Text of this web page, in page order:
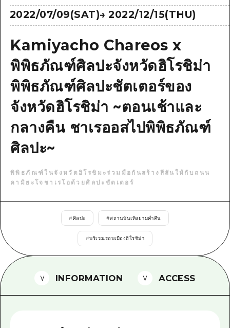
สถานบันเทิงยามค่ำคืน
มรดกโลก
ประสบการณ์ / ในการเรียนรู้
มาตรฐาน
ประวัติศาสตร์ / วัฒนธรรม
การรักษา
ธรรมชาติ
เกโฮค
ยามากุจิตะวันออก
บริเวณรอบๆ มิยาจิมะ
ยามากุจิตะวันออก
จังหวัดเอฮิเมะ
ชิมาเนะ
เข้าถึงเข้าถึง
สรุปการจราจรรอง
ความแออัดของสิ่งอำนวยความสะดวก
ตั๋วเที่ยวคุ้มค่าตั๋วเที่ยวคุ้มค่า
บริการรับฝากและจัดส่งสัมภาระ
ฮิโรชิมะโอโมะเตะนะชิ
ฮิโรชิม่า ฟรี Wi-Fi
ไกด์อาสาสมัครไ
คำถามที่พบบ่อย
ดาวน์โหลดรูปภาพ
ข้อมูลการขนส่งระหว่างเกิดภัยพิบัติ
อีเว้นท์
2022/07/09(SAT)→2022/12/15(THU)
Kamiyacho Chareos x
พิพิธภัณฑ์ศิลปะจังหวัดฮิโรชิม่า
พิพิธภัณฑ์ศิลปะชัตเตอร์ของ
จังหวัดฮิโรชิม่า ~ตอนเช้าและ
กลางคืน ชาเรออสไปพิพิธภัณฑ์
ศิลปะ~
พิพิธภัณฑ์ในจังหวัดฮิโรชิมะร่วมมือกันสร้างสีสันให้กับถนน
คามิยะโจชาเรโอด้วยศิลปะชัตเตอร์
#ศิลปะ #สถานบันเทิงยามค่ำคืน
#บริเวณรอบเมืองฮิโรชิม่า
INFORMATION ACCESS